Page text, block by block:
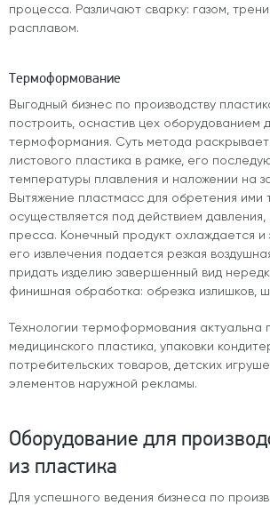
процесса. Различают сварку: газом,
расплавом.
Термоформование
Выгодный бизнес по производству
построить, оснастив цех оборудованием
термоформания. Суть метода
листового пластика в рамке, его
температуры плавления и наложении на
Вытяжение пластмасс для обретения
осуществляется под действием давления,
пресса. Конечный продукт охлаждается и
его извлечения подается резкая
придать изделию завершенный вид
финишная обработка: обрезка излишков,
Технологии термоформования актуальна
медицинского пластика, упаковки
потребительских товаров, детских
элементов наружной рекламы.
Оборудование для
из пластика
Для успешного ведения бизнеса по